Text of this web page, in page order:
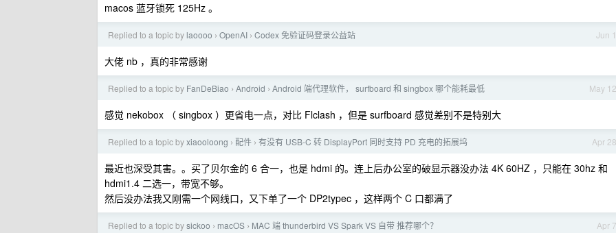
macos 蓝牙锁死 125Hz 。
Jun 1
Replied to a topic by laoooo › OpenAI › Codex 免验证码登录公益站
大佬 nb ，真的非常感谢
May 12
Replied to a topic by FanDeBiao › Android › Android 端代理软件， surfboard 和 singbox 哪个能耗最低
感觉 nekobox （ singbox ）更省电一点，对比 Flclash ，但是 surfboard 感觉差别不是特别大
Apr 28
Replied to a topic byxiaooloong › 配件 › 有没有 USB-C 转 DisplayPort 同时支持 PD 充电的拓展坞
最近也深受其害。。买了贝尔金的 6 合一，也是 hdmi 的。连上后办公室的破显示器没办法 4K 60HZ ，只能在 30hz 和
hdmi1.4 二选一，带宽不够。
然后没办法我又刚需一个网线口，又下单了一个 DP2typec ，这样两个 C 口都满了
Apr 7
Replied to a topic bysickoo › macOS › MAC 端 thunderbird VS Spark VS 自带 推荐哪个？